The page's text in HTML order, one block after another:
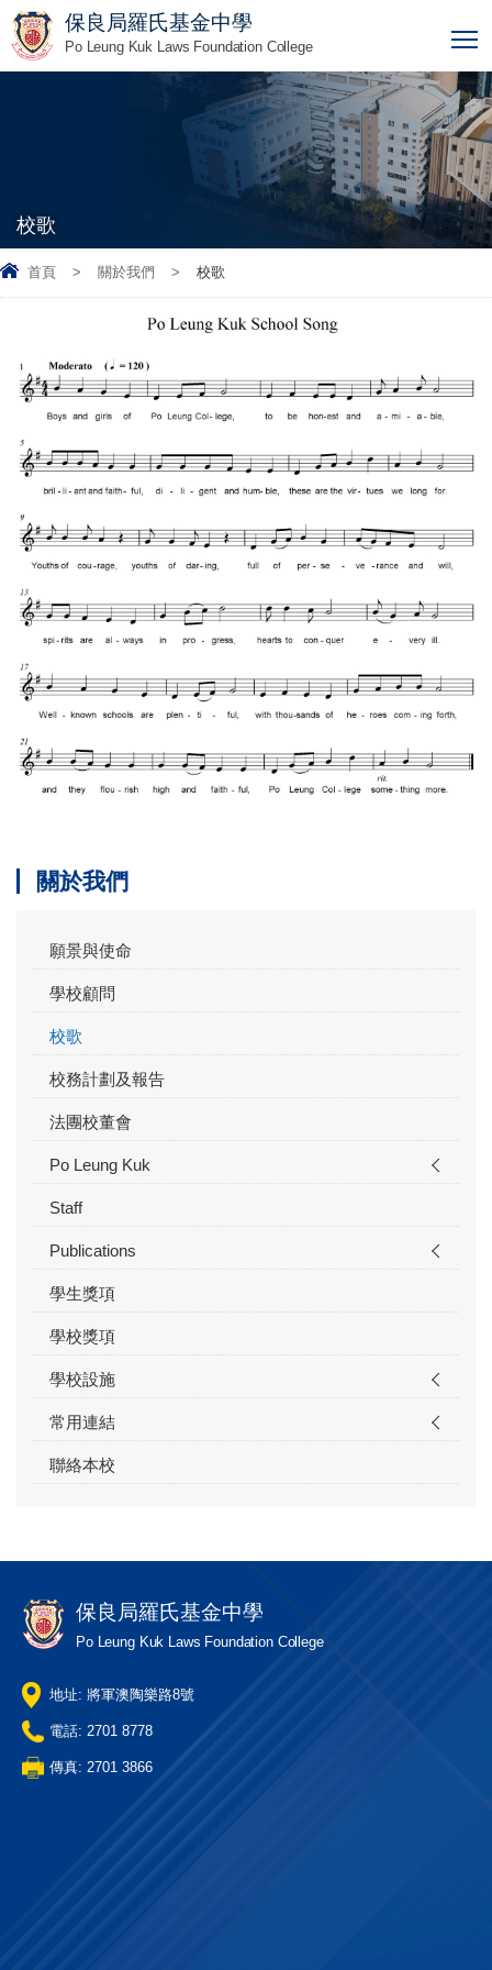
保良局羅氏基金中學
Po Leung Kuk Laws Foundation College
校歌
首頁 > 關於我們 > 校歌
關於我們
願景與使命
學校顧問
校歌
校務計劃及報告
法團校董會
Po Leung Kuk
Staff
Publications
學生獎項
學校獎項
學校設施
常用連結
聯絡本校
保良局羅氏基金中學
Po Leung Kuk Laws Foundation College
地址: 將軍澳陶樂路8號
電話: 2701 8778
傳真: 2701 3866